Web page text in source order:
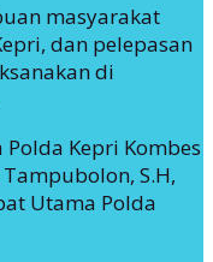
masyarakat
dan pelepasan
di
Kepri Kombes
S.H,
Utama Polda